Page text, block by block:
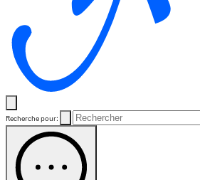
Recherche pour: